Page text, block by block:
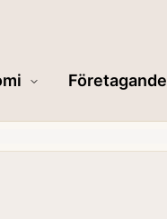
Företagande